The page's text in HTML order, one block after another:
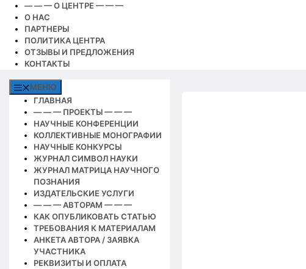
— — — О ЦЕНТРЕ — — —
О НАС
ПАРТНЕРЫ
ПОЛИТИКА ЦЕНТРА
ОТЗЫВЫ И ПРЕДЛОЖЕНИЯ
КОНТАКТЫ
МЕНЮ
ГЛАВНАЯ
— — — ПРОЕКТЫ — — —
НАУЧНЫЕ КОНФЕРЕНЦИИ
КОЛЛЕКТИВНЫЕ МОНОГРАФИИ
НАУЧНЫЕ КОНКУРСЫ
ЖУРНАЛ СИМВОЛ НАУКИ
ЖУРНАЛ МАТРИЦА НАУЧНОГО
ПОЗНАНИЯ
ИЗДАТЕЛЬСКИЕ УСЛУГИ
— — — АВТОРАМ — — —
КАК ОПУБЛИКОВАТЬ СТАТЬЮ
ТРЕБОВАНИЯ К МАТЕРИАЛАМ
АНКЕТА АВТОРА / ЗАЯВКА
УЧАСТНИКА
РЕКВИЗИТЫ И ОПЛАТА